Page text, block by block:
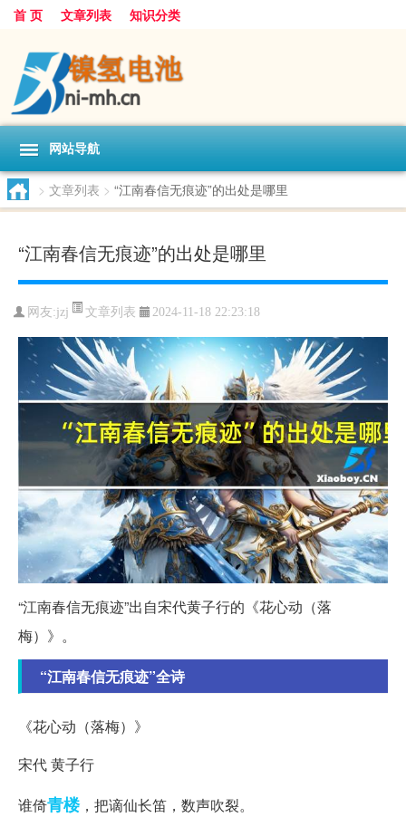
首 页 文章列表 知识分类
网站导航
> 文章列表 > “江南春信无痕迹”的出处是哪里
“江南春信无痕迹”的出处是哪里
网友:jzj 文章列表 2024-11-18 22:23:18
“江南春信无痕迹”出自宋代黄子行的《花心动（落
梅）》。
“江南春信无痕迹”全诗
《花心动（落梅）》
宋代 黄子行
谁倚青楼，把谪仙长笛，数声吹裂。